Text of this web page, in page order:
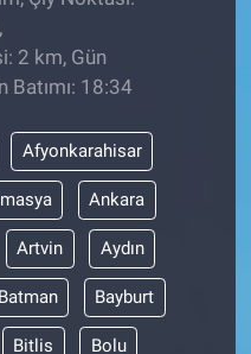
2 km, Gün
Batımı: 18:34
Afyonkarahisar
Ankara
Artvin Aydın
Batman Bayburt
Bitlis Bolu